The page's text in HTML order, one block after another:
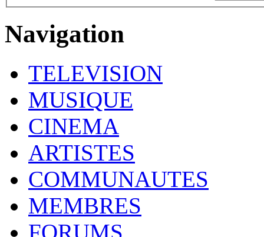
Navigation
TELEVISION
MUSIQUE
CINEMA
ARTISTES
COMMUNAUTES
MEMBRES